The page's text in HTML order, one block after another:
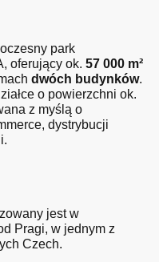
park
oferujący ok. 57 000 m²
dwóch budynków.
o powierzchni ok.
z myślą o
dystrybucji
jest w
Pragi, w jednym z
Czech.